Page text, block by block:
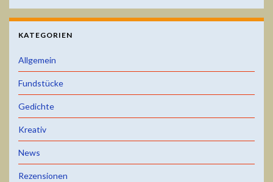
KATEGORIEN
Allgemein
Fundstücke
Gedichte
Kreativ
News
Rezensionen